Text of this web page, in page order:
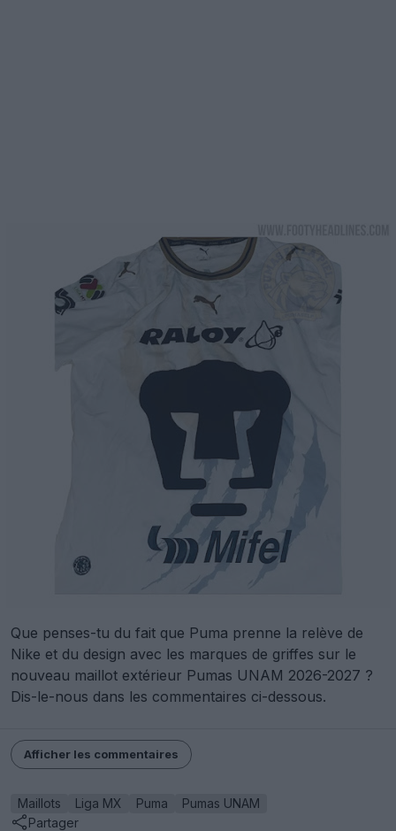
Que penses-tu du fait que Puma prenne la relève de
Nike et du design avec les marques de griffes sur le
nouveau maillot extérieur Pumas UNAM 2026-2027 ?
Dis-le-nous dans les commentaires ci-dessous.
Afficher les commentaires
Maillots Liga MX Puma
Pumas UNAM
Partager